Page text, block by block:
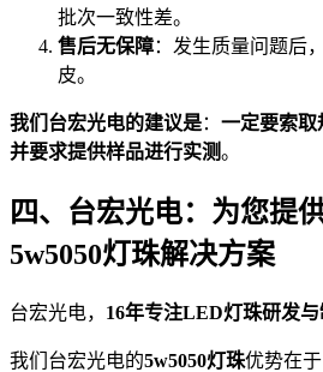
批次一致性差。
售后无保障：发生质量问题后
皮。
我们台宏光电的建议是： 一定要索取
并要求提供样品进行实测。
四、台宏光电：为您提
5w5050灯珠解决方案
台宏光电， 16年专注LED灯珠研发
我们台宏光电的5w5050灯珠优势在于